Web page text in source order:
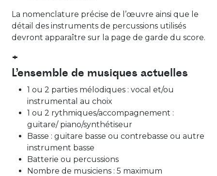
La nomenclature précise de l’œuvre ainsi que le
détail des instruments de percussions utilisés
devront apparaître sur la page de garde du score.
+
L’ensemble de musiques actuelles
1 ou 2 parties mélodiques : vocal et/ou
instrumental au choix
1 ou 2 rythmiques/accompagnement :
guitare/ piano/synthétiseur
Basse : guitare basse ou contrebasse ou autre
instrument basse
Batterie ou percussions
Nombre de musiciens : 5 maximum